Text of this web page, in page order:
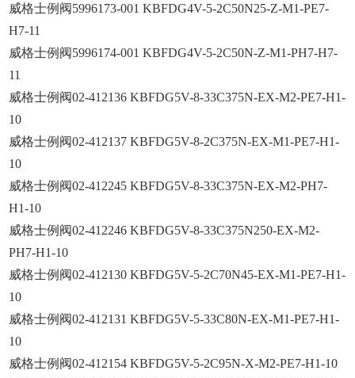
威格士例阀5996173-001 KBFDG4V-5-2C50N25-Z-M1-PE7-
H7-11
威格士例阀5996174-001 KBFDG4V-5-2C50N-Z-M1-PH7-H7-
11
威格士例阀02-412136 KBFDG5V-8-33C375N-EX-M2-PE7-H1-
10
威格士例阀02-412137 KBFDG5V-8-2C375N-EX-M1-PE7-H1-
10
威格士例阀02-412245 KBFDG5V-8-33C375N-EX-M2-PH7-
H1-10
威格士例阀02-412246 KBFDG5V-8-33C375N250-EX-M2-
PH7-H1-10
威格士例阀02-412130 KBFDG5V-5-2C70N45-EX-M1-PE7-H1-
10
威格士例阀02-412131 KBFDG5V-5-33C80N-EX-M1-PE7-H1-
10
威格士例阀02-412154 KBFDG5V-5-2C95N-X-M2-PE7-H1-10